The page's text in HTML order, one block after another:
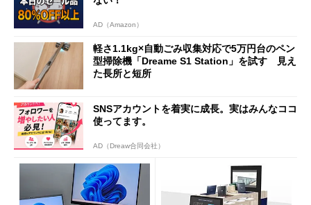
AD（Amazon）
軽さ1.1kg×自動ごみ収集対応で5万円台のペン
型掃除機「Dreame S1 Station」を試す 見え
た長所と短所
SNSアカウントを着実に成長。実はみんなココ
使ってます。
AD（Dreaw合同会社）